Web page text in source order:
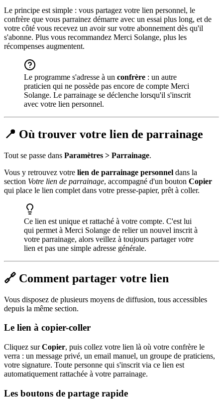
Le principe est simple : vous partagez votre lien personnel, le
confrère que vous parrainez démarre avec un essai plus long, et de
votre côté vous recevez un avoir sur votre abonnement dès qu'il
s'abonne. Plus vous recommandez Merci Solange, plus les
récompenses augmentent.
Le programme s'adresse à un confrère : un autre
praticien qui ne possède pas encore de compte Merci
Solange. Le parrainage se déclenche lorsqu'il s'inscrit
avec votre lien personnel.
📍 Où trouver votre lien de parrainage
Tout se passe dans Paramètres > Parrainage.
Vous y retrouvez votre lien de parrainage personnel dans la
section Votre lien de parrainage, accompagné d'un bouton Copier
qui place le lien complet dans votre presse-papier, prêt à coller.
Ce lien est unique et rattaché à votre compte. C'est lui
qui permet à Merci Solange de relier un nouvel inscrit à
votre parrainage, alors veillez à toujours partagervotre
lien et pas une simple adresse générale.
🔗 Comment partager votre lien
Vous disposez de plusieurs moyens de diffusion, tous accessibles
depuis la même section.
Le lien à copier-coller
Cliquez surCopier, puis collez votre lien là où votre confrère le
verra : un message privé, un email manuel, un groupe de praticiens,
votre signature. Toute personne qui s'inscrit via ce lien est
automatiquement rattachée à votre parrainage.
Les boutons de partage rapide